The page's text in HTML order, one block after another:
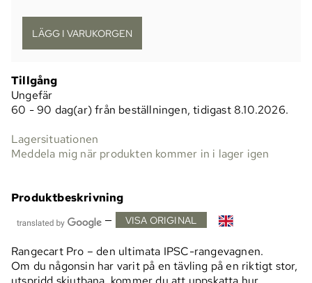
Tillgång
Ungefär
60 - 90 dag(ar) från beställningen, tidigast 8.10.2026.
Lagersituationen
Meddela mig när produkten kommer in i lager igen
Produktbeskrivning
—
VISA ORIGINAL
Rangecart Pro – den ultimata IPSC-rangevagnen.
Om du någonsin har varit på en tävling på en riktigt stor,